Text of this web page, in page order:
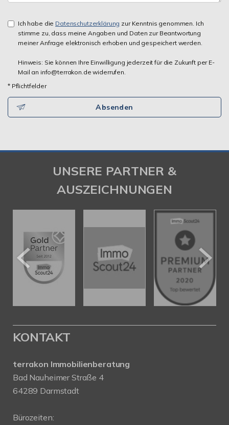
Ich habe die Datenschutzerklärung zur Kenntnis genommen. Ich
stimme zu, dass meine Angaben und Daten zur Beantwortung
meiner Anfrage elektronisch erhoben und gespeichert werden.
Hinweis: Sie können Ihre Einwilligung jederzeit für die Zukunft per E-
Mail an info@terrakon.de widerrufen.
* Pflichtfelder
Absenden
UNSERE PARTNER &
AUSZEICHNUNGEN
KONTAKT
terrakon Immobilienberatung
Bad Nauheimer Straße 4
64289 Darmstadt
Bürozeiten: